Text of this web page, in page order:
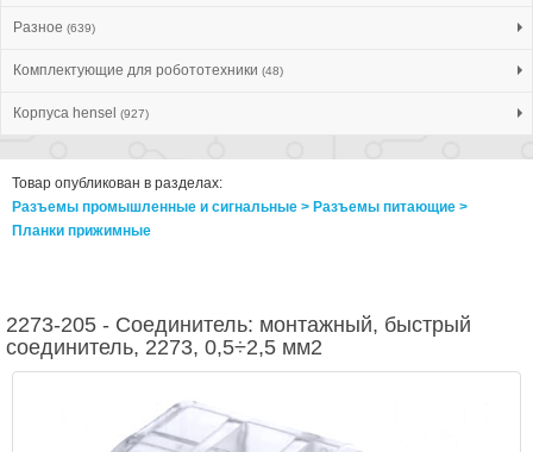
Разное (639)
Комплектующие для робототехники (48)
Корпуса hensel (927)
Товар опубликован в разделах:
Разъемы промышленные и сигнальные > Разъeмы питающие >
Планки прижимные
2273-205 - Соединитель: монтажный, быстрый
соединитель, 2273, 0,5÷2,5 мм2